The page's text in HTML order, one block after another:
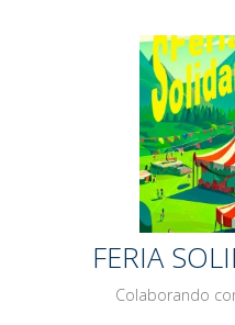
FERIA
Colaborando